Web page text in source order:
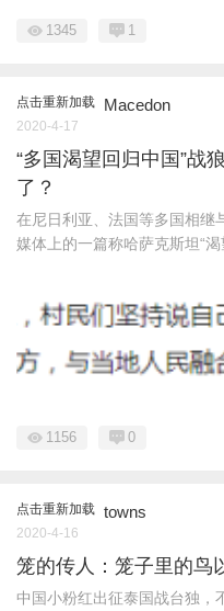
1345 1
点击重新加载 Macedon
2020-4-17
“多国渴望回归中国”战
了？
在尼日利亚、法国等多国相继
媒体上的一篇称哈萨克斯坦“渴
1156 0
点击重新加载 towns
2020-4-16
笼的传人：笼子里的鸟
中国小粉红出征泰国战台独，